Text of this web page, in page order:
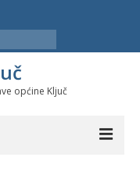
općine Ključ